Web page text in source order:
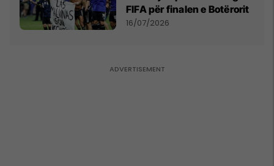
FIFA për finalen e Botërorit
16/07/2026